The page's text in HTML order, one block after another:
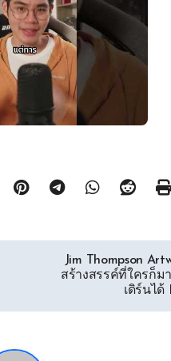
Jim Thompson
สร้างสรรค์ที่ใครก็ม
เดิร์นได้